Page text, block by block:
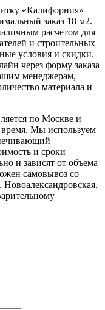
«Калифорния»
заказ 18 м2.
расчетом для
и строительных
условия и скидки.
через форму заказа
менеджерам,
материала и
по Москве и
время. Мы используем
и сроки
и зависят от объема
самовывоз со